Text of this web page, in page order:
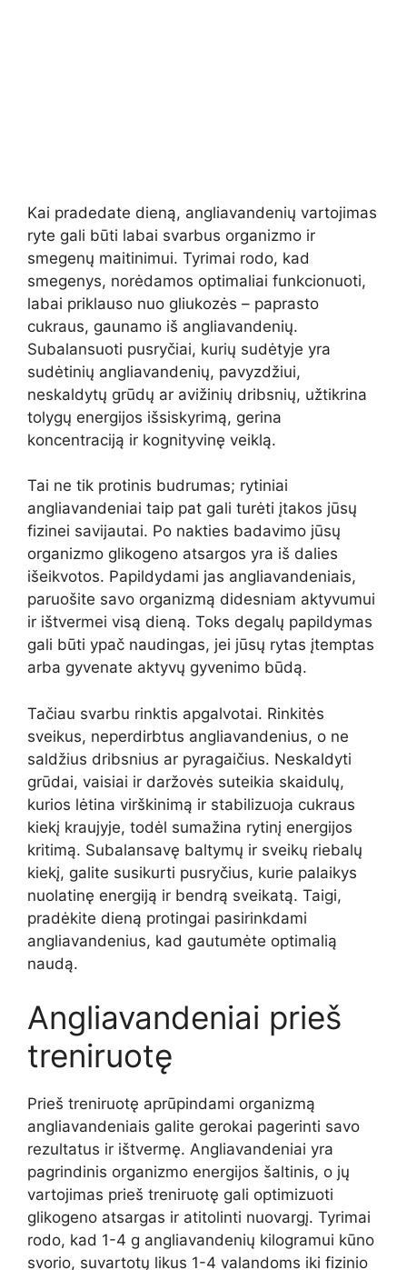
Kai pradedate dieną, angliavandenių vartojimas
ryte gali būti labai svarbus organizmo ir
smegenų maitinimui. Tyrimai rodo, kad
smegenys, norėdamos optimaliai funkcionuoti,
labai priklauso nuo gliukozės – paprasto
cukraus, gaunamo iš angliavandenių.
Subalansuoti pusryčiai, kurių sudėtyje yra
sudėtinių angliavandenių, pavyzdžiui,
neskaldytų grūdų ar avižinių dribsnių, užtikrina
tolygų energijos išsiskyrimą, gerina
koncentraciją ir kognityvinę veiklą.
Tai ne tik protinis budrumas; rytiniai
angliavandeniai taip pat gali turėti įtakos jūsų
fizinei savijautai. Po nakties badavimo jūsų
organizmo glikogeno atsargos yra iš dalies
išeikvotos. Papildydami jas angliavandeniais,
paruošite savo organizmą didesniam aktyvumui
ir ištvermei visą dieną. Toks degalų papildymas
gali būti ypač naudingas, jei jūsų rytas įtemptas
arba gyvenate aktyvų gyvenimo būdą.
Tačiau svarbu rinktis apgalvotai. Rinkitės
sveikus, neperdirbtus angliavandenius, o ne
saldžius dribsnius ar pyragaičius. Neskaldyti
grūdai, vaisiai ir daržovės suteikia skaidulų,
kurios lėtina virškinimą ir stabilizuoja cukraus
kiekį kraujyje, todėl sumažina rytinį energijos
kritimą. Subalansavę baltymų ir sveikų riebalų
kiekį, galite susikurti pusryčius, kurie palaikys
nuolatinę energiją ir bendrą sveikatą. Taigi,
pradėkite dieną protingai pasirinkdami
angliavandenius, kad gautumėte optimalią
naudą.
Angliavandeniai prieš
treniruotę
Prieš treniruotę aprūpindami organizmą
angliavandeniais galite gerokai pagerinti savo
rezultatus ir ištvermę. Angliavandeniai yra
pagrindinis organizmo energijos šaltinis, o jų
vartojimas prieš treniruotę gali optimizuoti
glikogeno atsargas ir atitolinti nuovargį. Tyrimai
rodo, kad 1-4 g angliavandenių kilogramui kūno
svorio, suvartotų likus 1-4 valandoms iki fizinio